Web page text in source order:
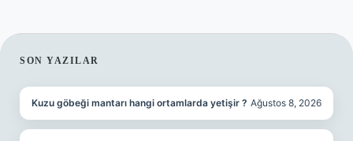
SIDEBAR
SON YAZILAR
Kuzu göbeği mantarı hangi ortamlarda yetişir ? Ağustos 8, 2026